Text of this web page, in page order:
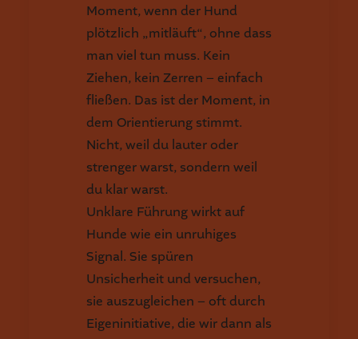
Moment, wenn der Hund
plötzlich „mitläuft“, ohne dass
man viel tun muss. Kein
Ziehen, kein Zerren – einfach
fließen. Das ist der Moment, in
dem Orientierung stimmt.
Nicht, weil du lauter oder
strenger warst, sondern weil
du klar warst.
Unklare Führung wirkt auf
Hunde wie ein unruhiges
Signal. Sie spüren
Unsicherheit und versuchen,
sie auszugleichen – oft durch
Eigeninitiative, die wir dann als